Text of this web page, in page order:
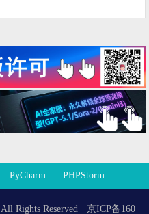
PyCharm PHPStorm
All Rights Reserved · 京ICP备160